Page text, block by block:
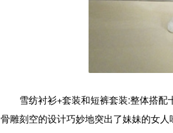
雪纺衬衫+套装和短裤套装:整体搭
骨雕刻空的设计巧妙地突出了妹妹的女